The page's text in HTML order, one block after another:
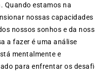
Quando estamos na
nossas capacidades
nossos sonhos e da
a fazer é uma análise
mentalmente e
para enfrentar os